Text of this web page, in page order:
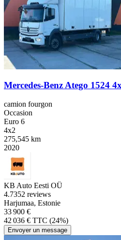
Mercedes-Benz Atego 1524
camion fourgon
Occasion
Euro 6
4x2
275,545 km
2020
KB Auto Eesti OÜ
4.7352 reviews
Harjumaa, Estonie
33 900 €
42 036 € TTC (24%)
Envoyer un message